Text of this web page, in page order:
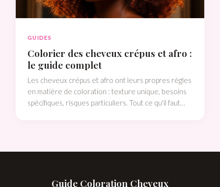
GUIDES
Colorier des cheveux crépus et afro :
le guide complet
Les cheveux crépus et afro ont leurs propres règles
en matière de coloration : texture unique, besoins
spécifiques, risques particuliers. Tout ce qu'il faut
Guide Coloration Cheveux